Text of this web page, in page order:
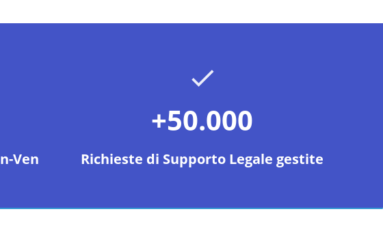
Ven
+50.000
Richieste di Supporto Legale gestite